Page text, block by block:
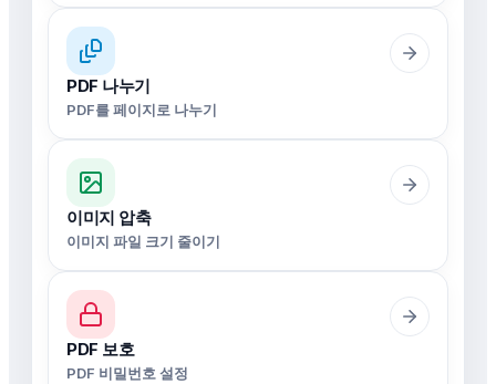
PDF 나누기
PDF를 페이지로 나누기
이미지 압축
이미지 파일 크기 줄이기
PDF 보호
PDF 비밀번호 설정